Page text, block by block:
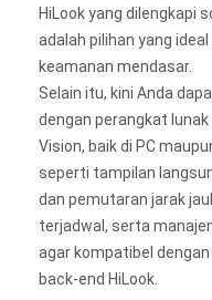
HiLook yang dilengkapi
adalah pilihan yang
keamanan mendasar.
Selain itu, kini Anda
dengan perangkat
Vision, baik di PC
seperti tampilan
dan pemutaran jarak
terjadwal, serta
agar kompatibel
back-end HiLook.